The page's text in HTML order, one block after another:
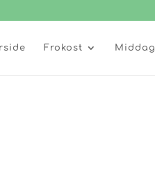
Frokost Middag